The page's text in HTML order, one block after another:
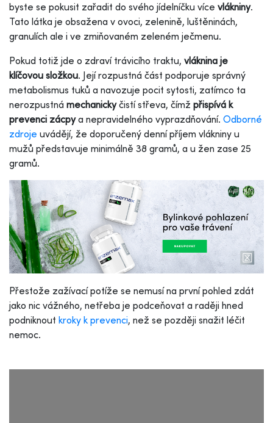
byste se pokusit zařadit do svého jídelníčku více vlákniny.
Tato látka je obsažena v ovoci, zelenině, luštěninách,
granulích ale i ve zmiňovaném zeleném ječmenu.
Pokud totiž jde o zdraví trávicího traktu, vláknina je
klíčovou složkou. Její rozpustná část podporuje správný
metabolismus tuků a navozuje pocit sytosti, zatímco ta
nerozpustná mechanickyčistí střeva, čímž přispívá k
prevenci zácpya nepravidelného vyprazdňování. Odborné
zdroje uvádějí, že doporučený denní příjem vlákniny u
mužů představuje minimálně 38 gramů, a u žen zase 25
gramů.
Přestože zažívací potíže se nemusí na první pohled zdát
jako nic vážného, netřeba je podceňovat a raději hned
podniknout kroky k prevenci, než se později snažit léčit
nemoc.